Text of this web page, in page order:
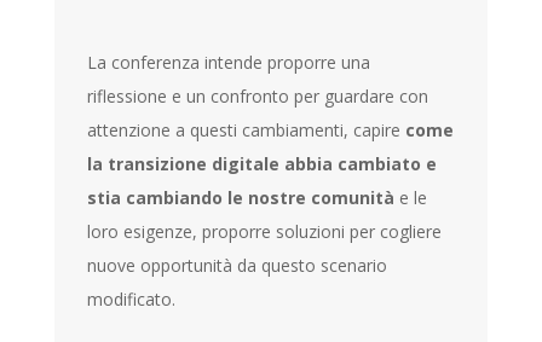
La conferenza intende proporre una
riflessione e un confronto per guardare con
attenzione a questi cambiamenti, capire come
la transizione digitale abbia cambiato e
stia cambiando le nostre comunità e le
loro esigenze, proporre soluzioni per cogliere
nuove opportunità da questo scenario
modificato.